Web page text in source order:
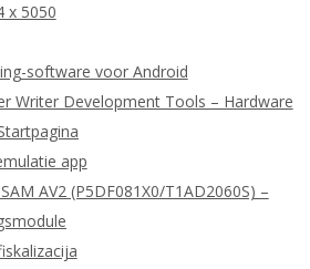
x 5050
software voor Android
Writer Development Tools – Hardware
app
AV2 (P5DF081X0/T1AD2060S) –